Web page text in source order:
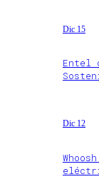
Dic 15
Entel
Dic 12